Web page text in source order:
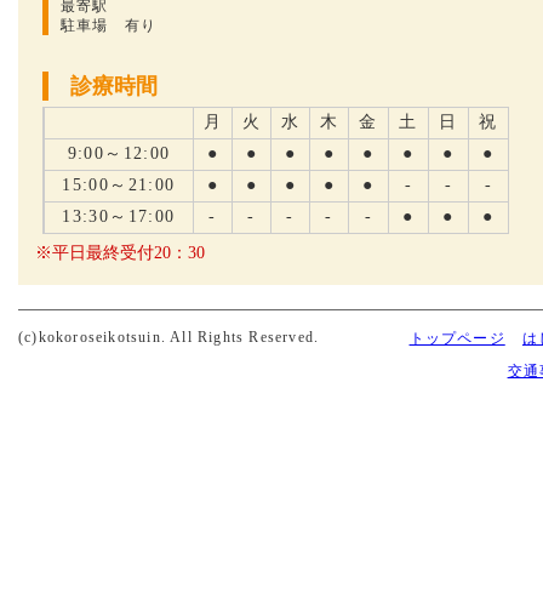
最寄駅
駐車場 有り
診療時間
月 火 水 木 金 土 日
祝
9:00～12:00
● ● ● ● ● ● ●
●
15:00～21:00
● ● ● ● ● - -
-
13:30～17:00
- - - - - ● ●
●
※平日最終受付20：30
(c)kokoroseikotsuin. All Rights Reserved. トップページ
は
交通